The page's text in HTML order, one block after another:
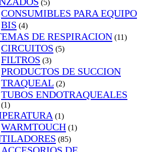
(5)
CONSUMIBLES PARA EQUIPO
BIS (4)
DE RESPIRACION (11)
CIRCUITOS (5)
FILTROS (3)
PRODUCTOS DE SUCCION
TRAQUEAL (2)
TUBOS ENDOTRAQUEALES
(1)
(1)
WARMTOUCH (1)
(85)